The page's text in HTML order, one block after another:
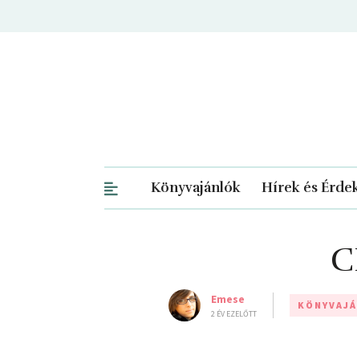
Könyvajánlók Hírek és
Emese
2 ÉV EZELŐTT